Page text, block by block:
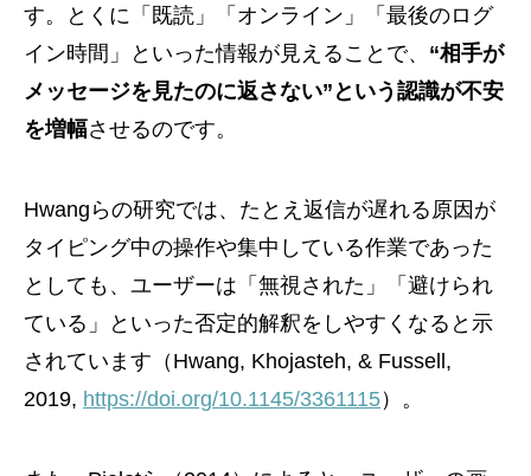
す。とくに「既読」「オンライン」「最後のログ
イン時間」といった情報が見えることで、 “相手が
メッセージを見たのに返さない”という認識が不安
を増幅させるのです。
Hwangらの研究では、たとえ返信が遅れる原因が
タイピング中の操作や集中している作業であった
としても、ユーザーは「無視された」「避けられ
ている」といった否定的解釈をしやすくなると示
されています（Hwang, Khojasteh, & Fussell,
2019, https://doi.org/10.1145/3361115）。